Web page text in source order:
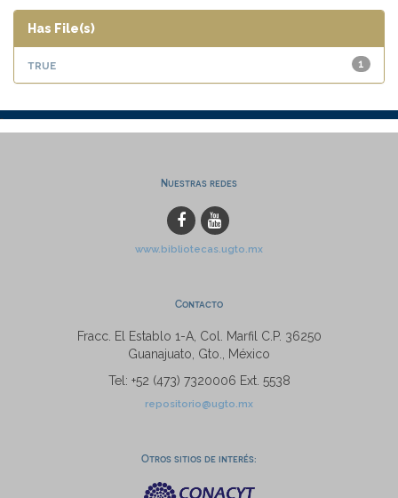
Has File(s)
1
true
Nuestras redes
www.bibliotecas.ugto.mx
Contacto
Fracc. El Establo 1-A, Col. Marfil C.P. 36250
Guanajuato, Gto., México
Tel: +52 (473) 7320006 Ext. 5538
repositorio@ugto.mx
Otros sitios de interés: